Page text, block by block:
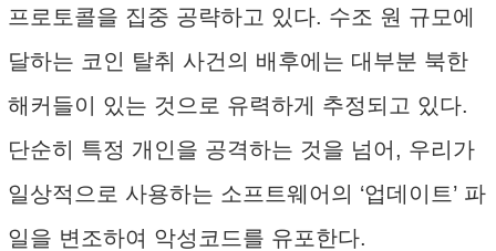
프로토콜을 집중 공략하고 있다. 수조 원 규모에
달하는 코인 탈취 사건의 배후에는 대부분 북한
해커들이 있는 것으로 유력하게 추정되고 있다.
단순히 특정 개인을 공격하는 것을 넘어, 우리가
일상적으로 사용하는 소프트웨어의 ‘업데이트’ 파
일을 변조하여 악성코드를 유포한다.